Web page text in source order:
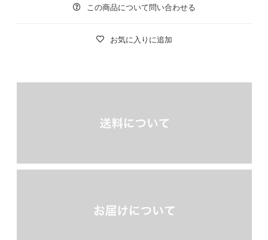
この商品について問い合わせる
お気に入りに追加